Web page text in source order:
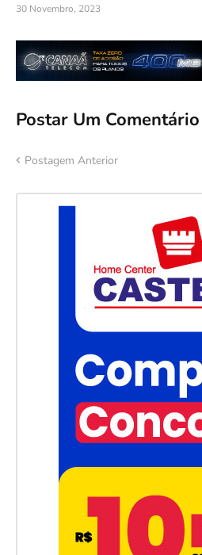
30 Novembro, 2023
Postar Um Comentário
Postagem Anterior